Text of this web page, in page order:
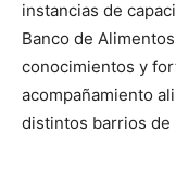
instancias de
Banco de
conocimientos y
acompañamiento
distintos barrios de